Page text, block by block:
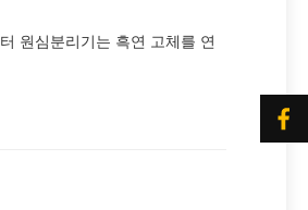
원심분리기는 흑연 고체를 연